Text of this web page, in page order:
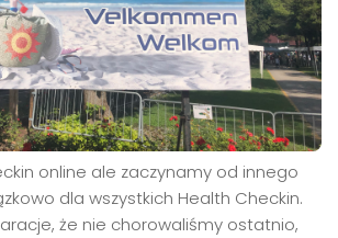
online ale zaczynamy od innego
dla wszystkich Health Checkin.
że nie chorowaliśmy ostatnio,